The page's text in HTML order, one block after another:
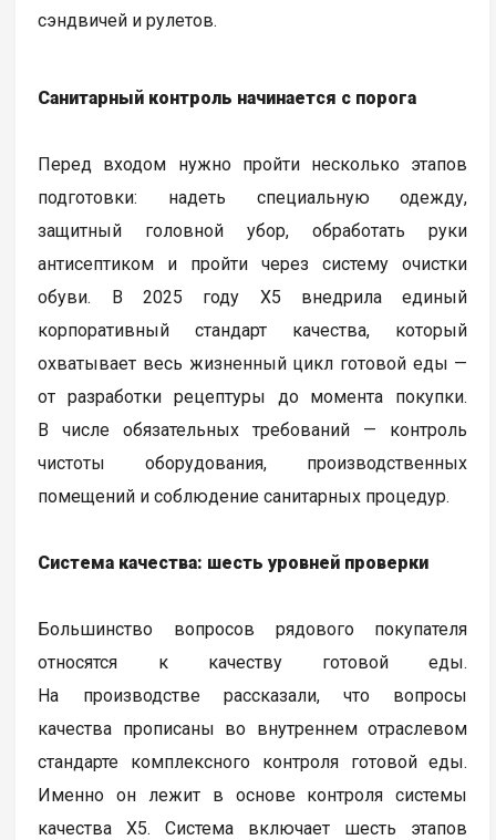
сэндвичей и рулетов.
Санитарный контроль начинается с порога
Перед входом нужно пройти несколько этапов
подготовки: надеть специальную одежду,
защитный головной убор, обработать руки
антисептиком и пройти через систему очистки
обуви. В 2025 году Х5 внедрила единый
корпоративный стандарт качества, который
охватывает весь жизненный цикл готовой еды —
от разработки рецептуры до момента покупки.
В числе обязательных требований — контроль
чистоты оборудования, производственных
помещений и соблюдение санитарных процедур.
Система качества: шесть уровней проверки
Большинство вопросов рядового покупателя
относятся к качеству готовой еды.
На производстве рассказали, что вопросы
качества прописаны во внутреннем отраслевом
стандарте комплексного контроля готовой еды.
Именно он лежит в основе контроля системы
качества Х5. Система включает шесть этапов